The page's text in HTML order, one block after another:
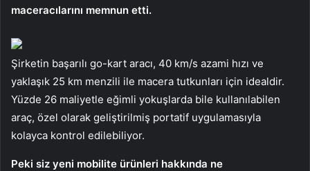
maceracılarını memnun etti.
Şirketin başarılı go-kart aracı, 40 km/s azami hızı ve
yaklaşık 25 km menzili ile macera tutkunları için idealdir.
Yüzde 26 maliyetle eğimli yokuşlarda bile kullanılabilen
araç, özel olarak geliştirilmiş portatif uygulamasıyla
kolayca kontrol edilebiliyor.
Peki siz yeni mobilite ürünleri hakkında ne